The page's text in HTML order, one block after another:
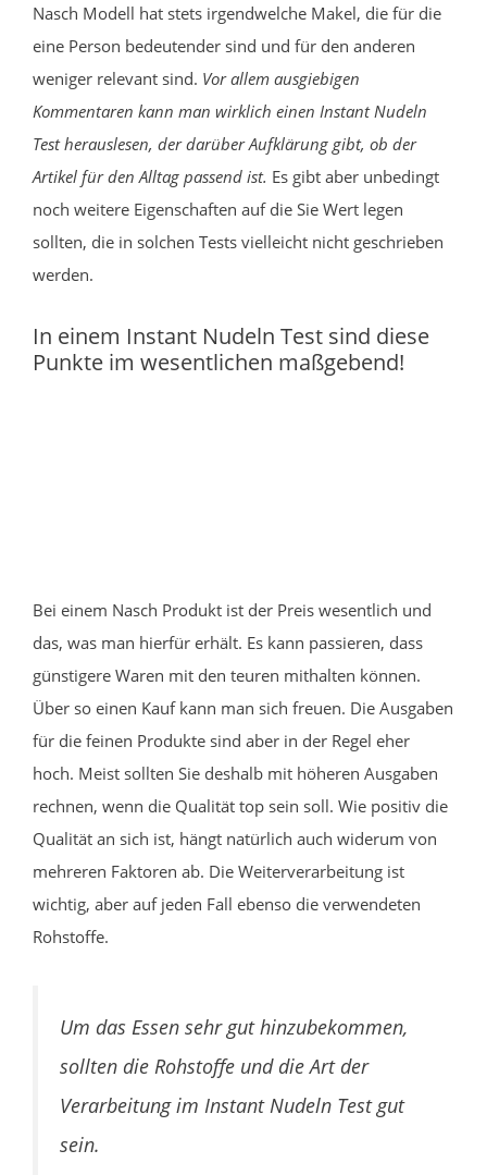
Nasch Modell hat stets irgendwelche Makel, die für die
eine Person bedeutender sind und für den anderen
weniger relevant sind. Vor allem ausgiebigen
Kommentaren kann man wirklich einen Instant Nudeln
Test herauslesen, der darüber Aufklärung gibt, ob der
Artikel für den Alltag passend ist. Es gibt aber unbedingt
noch weitere Eigenschaften auf die Sie Wert legen
sollten, die in solchen Tests vielleicht nicht geschrieben
werden.
In einem Instant Nudeln Test sind diese
Punkte im wesentlichen maßgebend!
Bei einem Nasch Produkt ist der Preis wesentlich und
das, was man hierfür erhält. Es kann passieren, dass
günstigere Waren mit den teuren mithalten können.
Über so einen Kauf kann man sich freuen. Die Ausgaben
für die feinen Produkte sind aber in der Regel eher
hoch. Meist sollten Sie deshalb mit höheren Ausgaben
rechnen, wenn die Qualität top sein soll. Wie positiv die
Qualität an sich ist, hängt natürlich auch widerum von
mehreren Faktoren ab. Die Weiterverarbeitung ist
wichtig, aber auf jeden Fall ebenso die verwendeten
Rohstoffe.
Um das Essen sehr gut hinzubekommen,
sollten die Rohstoffe und die Art der
Verarbeitung im Instant Nudeln Test gut
sein.